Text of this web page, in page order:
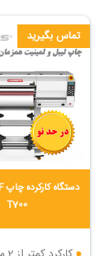
تماس بگیرید
T700